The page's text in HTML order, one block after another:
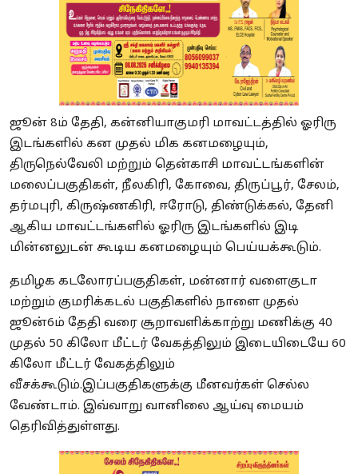
ஜூன் 8ம் தேதி, கன்னியாகுமரி மாவட்டத்தில் ஓரிரு
இடங்களில் கன முதல் மிக கனமழையும்,
திருநெல்வேலி மற்றும் தென்காசி மாவட்டங்களின்
மலைப்பகுதிகள், நீலகிரி, கோவை, திருப்பூர், சேலம்,
தர்மபுரி, கிருஷ்ணகிரி, ஈரோடு, திண்டுக்கல், தேனி
ஆகிய மாவட்டங்களில் ஓரிரு இடங்களில் இடி
மின்னலுடன் கூடிய கனமழையும் பெய்யக்கூடும்.
தமிழக கடலோரப்பகுதிகள், மன்னார் வளைகுடா
மற்றும் குமரிக்கடல் பகுதிகளில் நாளை முதல்
ஜூன்6ம் தேதி வரை சூறாவளிக்காற்று மணிக்கு 40
முதல் 50 கிலோ மீட்டர் வேகத்திலும் இடையிடையே 60
கிலோ மீட்டர் வேகத்திலும்
வீசக்கூடும்.இப்பகுதிகளுக்கு மீனவர்கள் செல்ல
வேண்டாம். இவ்வாறு வானிலை ஆய்வு மையம்
தெரிவித்துள்ளது.